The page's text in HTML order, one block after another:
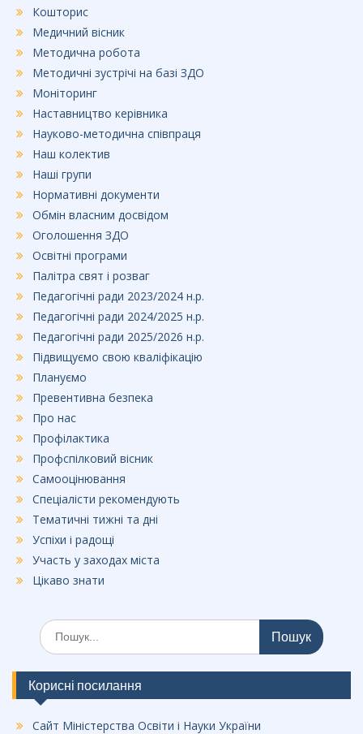
Кошторис
Медичний вісник
Методична робота
Методичні зустрічі на базі ЗДО
Моніторинг
Наставництво керівника
Науково-методична співпраця
Наш колектив
Наші групи
Нормативні документи
Обмін власним досвідом
Оголошення ЗДО
Освітні програми
Палітра свят і розваг
Педагогічні ради 2023/2024 н.р.
Педагогічні ради 2024/2025 н.р.
Педагогічні ради 2025/2026 н.р.
Підвищуємо свою кваліфікацію
Плануємо
Превентивна безпека
Про нас
Профілактика
Профспілковий вісник
Самооцінювання
Спеціалісти рекомендують
Тематичні тижні та дні
Успіхи і радощі
Участь у заходах міста
Цікаво знати
Шукати:
Корисні посилання
Сайт Міністерства Освіти і Науки України